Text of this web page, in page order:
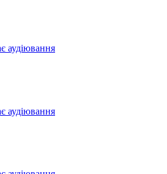
аудіювання
аудіювання